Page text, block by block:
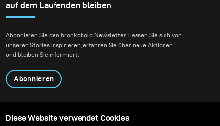
auf dem Laufenden bleiben
Abonnieren Sie den bronkobold Newsletter. Lassen Sie sich von
unseren Stories inspirieren, erfahren Sie über neue Aktionen
und bleiben Sie informiert.
Abonnieren
Produkte
Content teilen
Diese Website verwendet Cookies